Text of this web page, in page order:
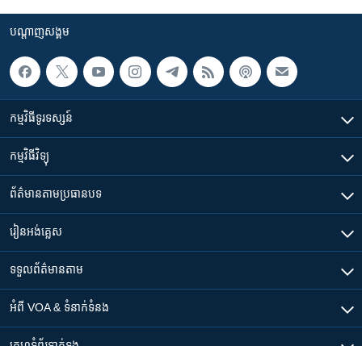
បណ្តាញ​សង្គម
កម្មវិធី​ទូរទស្សន៍
កម្មវិធី​វិទ្យុ
ព័ត៌មាន​តាមប្រធានបទ​
រៀន​​អង់គ្លេស
ទទួល​ព័ត៌មាន​តាម
អំពី​ VOA & ទំនាក់ទំនង